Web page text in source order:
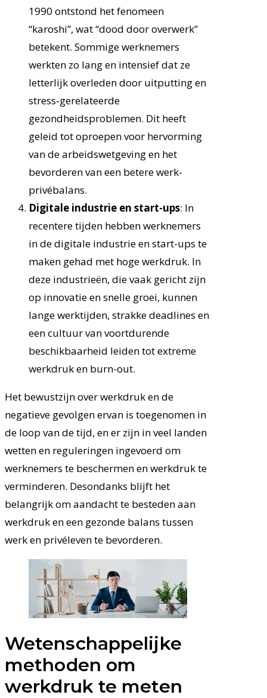
1990 ontstond het fenomeen
“karoshi”, wat “dood door overwerk”
betekent. Sommige werknemers
werkten zo lang en intensief dat ze
letterlijk overleden door uitputting en
stress-gerelateerde
gezondheidsproblemen. Dit heeft
geleid tot oproepen voor hervorming
van de arbeidswetgeving en het
bevorderen van een betere werk-
privébalans.
Digitale industrie en start-ups: In
recentere tijden hebben werknemers
in de digitale industrie en start-ups te
maken gehad met hoge werkdruk. In
deze industrieën, die vaak gericht zijn
op innovatie en snelle groei, kunnen
lange werktijden, strakke deadlines en
een cultuur van voortdurende
beschikbaarheid leiden tot extreme
werkdruk en burn-out.
Het bewustzijn over werkdruk en de
negatieve gevolgen ervan is toegenomen in
de loop van de tijd, en er zijn in veel landen
wetten en reguleringen ingevoerd om
werknemers te beschermen en werkdruk te
verminderen. Desondanks blijft het
belangrijk om aandacht te besteden aan
werkdruk en een gezonde balans tussen
werk en privéleven te bevorderen.
Wetenschappelijke
methoden om
werkdruk te meten